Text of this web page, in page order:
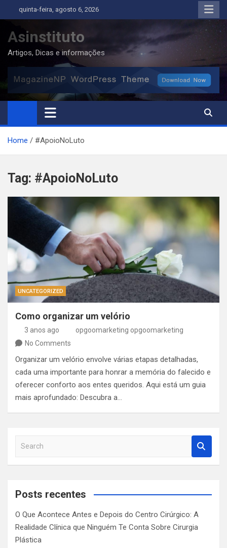
to
content
quinta-feira, agosto 6, 2026
Asinstituto
Artigos, Dicas e informações
Home #ApoioNoLuto
Tag: #ApoioNoLuto
UNCATEGORIZED
Como organizar um velório
3 anos ago
opgoomarketing opgoomarketing
No Comments
Organizar um velório envolve várias etapas detalhadas,
cada uma importante para honrar a memória do falecido e
oferecer conforto aos entes queridos. Aqui está um guia
mais aprofundado: Descubra a…
a
c
Posts recentes
O Que Acontece Antes e Depois do Centro Cirúrgico: A
Realidade Clínica que Ninguém Te Conta Sobre Cirurgia
Plástica